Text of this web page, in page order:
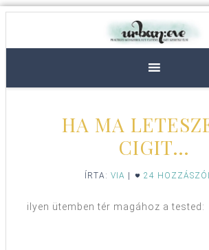
HA MA
CIGIT…
ÍRTA: VIA 24
ilyen ütemben tér magához a tested: